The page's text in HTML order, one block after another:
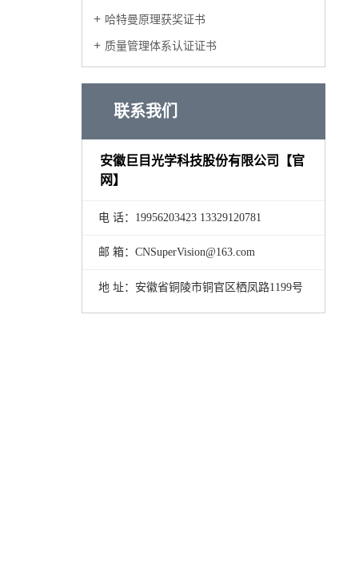
哈特曼原理获奖证书
质量管理体系认证证书
联系我们
安徽巨目光学科技股份有限公司【官
网】
电 话：19956203423 13329120781
邮 箱：CNSuperVision@163.com
地 址：安徽省铜陵市铜官区栖凤路1199号